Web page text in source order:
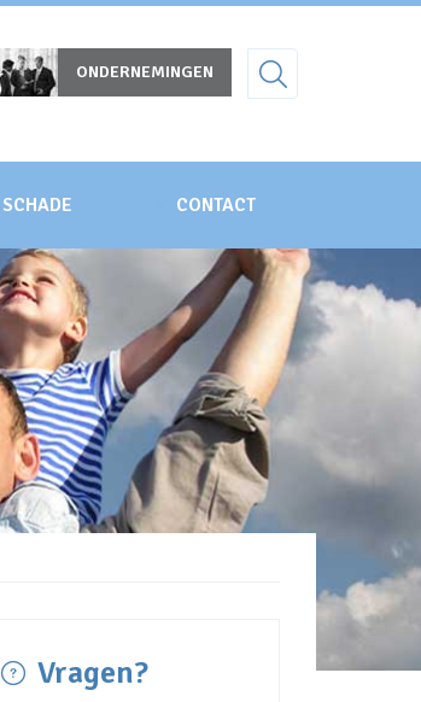
ONDERNEMINGEN
SCHADE CONTACT
Vragen?